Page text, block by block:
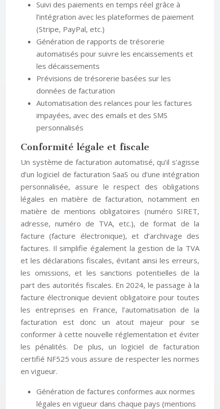
Suivi des paiements en temps réel grâce à
l’intégration avec les plateformes de paiement
(Stripe, PayPal, etc.)
Génération de rapports de trésorerie
automatisés pour suivre les encaissements et
les décaissements
Prévisions de trésorerie basées sur les
données de facturation
Automatisation des relances pour les factures
impayées, avec des emails et des SMS
personnalisés
Conformité légale et fiscale
Un système de facturation automatisé, qu’il s’agisse
d’un logiciel de facturation SaaS ou d’une intégration
personnalisée, assure le respect des obligations
légales en matière de facturation, notamment en
matière de mentions obligatoires (numéro SIRET,
adresse, numéro de TVA, etc.), de format de la
facture (facture électronique), et d’archivage des
factures. Il simplifie également la gestion de la TVA
et les déclarations fiscales, évitant ainsi les erreurs,
les omissions, et les sanctions potentielles de la
part des autorités fiscales. En 2024, le passage à la
facture électronique devient obligatoire pour toutes
les entreprises en France, l’automatisation de la
facturation est donc un atout majeur pour se
conformer à cette nouvelle réglementation et éviter
les pénalités. De plus, un logiciel de facturation
certifié NF525 vous assure de respecter les normes
en vigueur.
Génération de factures conformes aux normes
légales en vigueur dans chaque pays (mentions